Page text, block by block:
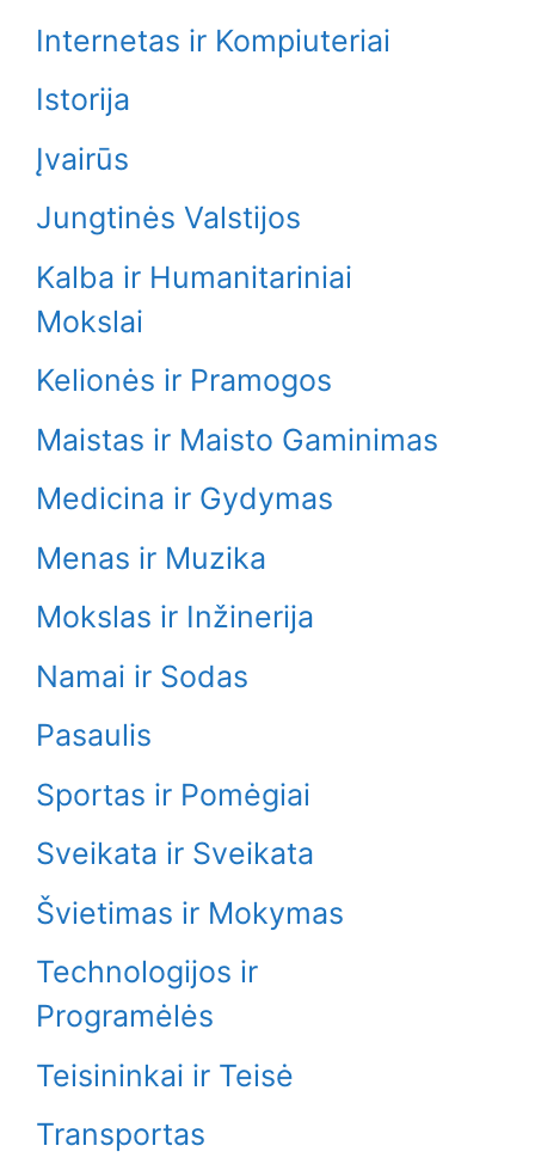
Internetas ir Kompiuteriai
Istorija
Įvairūs
Jungtinės Valstijos
Kalba ir Humanitariniai
Mokslai
Kelionės ir Pramogos
Maistas ir Maisto Gaminimas
Medicina ir Gydymas
Menas ir Muzika
Mokslas ir Inžinerija
Namai ir Sodas
Pasaulis
Sportas ir Pomėgiai
Sveikata ir Sveikata
Švietimas ir Mokymas
Technologijos ir
Programėlės
Teisininkai ir Teisė
Transportas